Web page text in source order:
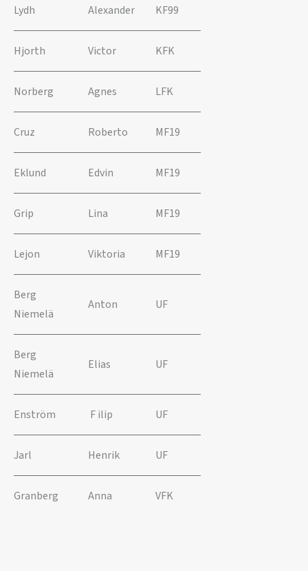
Lydh Alexander KF99
Hjorth Victor KFK
Norberg Agnes LFK
Cruz Roberto MF19
Eklund Edvin MF19
Grip Lina MF19
Lejon Viktoria MF19
Berg
Niemelä
Anton UF
Berg
Niemelä
Elias UF
Enström F ilip UF
Jarl Henrik UF
Granberg Anna VFK